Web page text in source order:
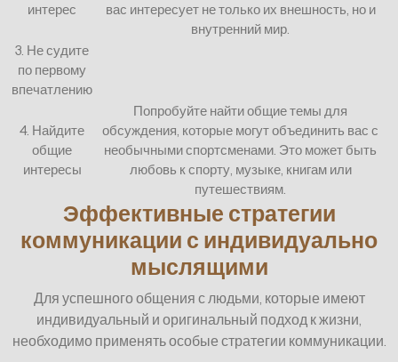
интерес
вас интересует не только их внешность, но и
внутренний мир.
3. Не судите
по первому
впечатлению
4. Найдите
общие
интересы
Попробуйте найти общие темы для
обсуждения, которые могут объединить вас с
необычными спортсменами. Это может быть
любовь к спорту, музыке, книгам или
путешествиям.
Эффективные стратегии
коммуникации с индивидуально
мыслящими
Для успешного общения с людьми, которые имеют
индивидуальный и оригинальный подход к жизни,
необходимо применять особые стратегии коммуникации.